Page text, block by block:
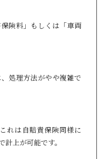
険料」もしくは「車両
処理方法がやや複雑で
れは自賠責保険同様に
計上が可能です。